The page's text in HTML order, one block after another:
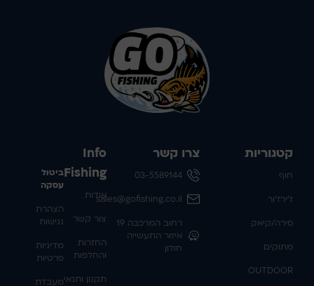
Info
Fishing
אודות
צור קשר
החזרות
והחלפות
תקנון ותנאי
ביטול
עסקה
הצהרת
נגישות
מדיניות
פרטיות
מעבדת
קטגוריות
חוף
ז'ירז'ור
סירה/קיאק
מתוקים
OUTDOOR
צרו קשר
03-5589144
sales@gofishing.co.il
רחוב המרכבה 19
איזור התעשייה
חולון